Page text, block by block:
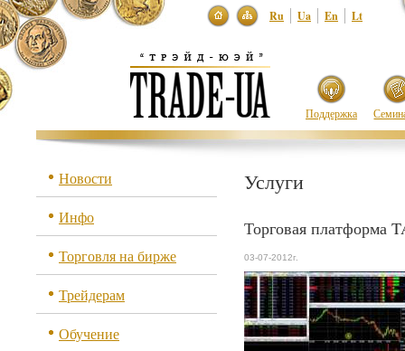
Ru Ua En Lt
Поддержка
Новости
Инфо
Торговля на бирже
Трейдерам
Обучение
Услуги
Торговая платформа
03-07-2012г.